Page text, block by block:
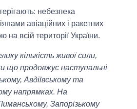
небезпека
авіаційних і ракетних
на всій території України.
кількість живої сили,
що продовжує наступальні
Авдіївському та
напрямках. На
Запорізькому